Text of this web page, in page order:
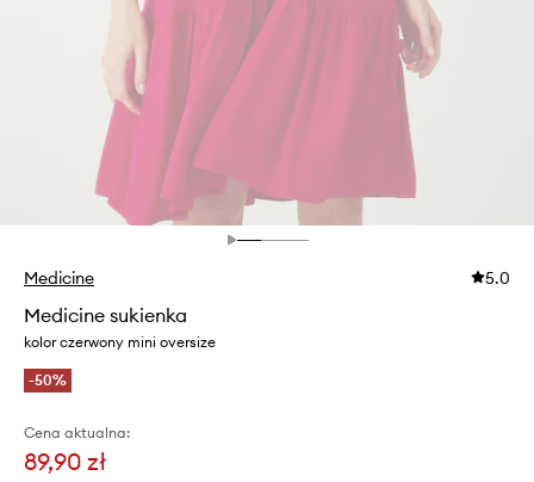
Medicine 5.0
Medicine sukienka
kolor czerwony mini oversize
-50%
Cena aktualna:
89,90 zł